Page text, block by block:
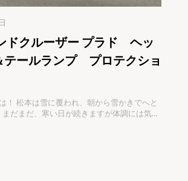
ドクルーザー プラド ヘッ
テールランプ プロテクショ
きでへと
す！ 今回の車両はこちらも人
ンドクルーザー プラドです(*^^*) それで